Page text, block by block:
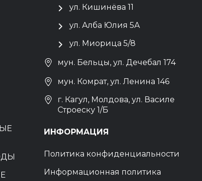
ул. Кишинёва 11
ул. Алба Юлия 5А
ул. Миорица 5/8
мун. Бельцы, ул. Дечебал 174
мун. Комрат, ул. Ленина 146
г. Кагул, Молдова, ул. Василе
Строеску 1/Б
ИНФОРМАЦИЯ
Политика конфиденциальности
Информационная политика